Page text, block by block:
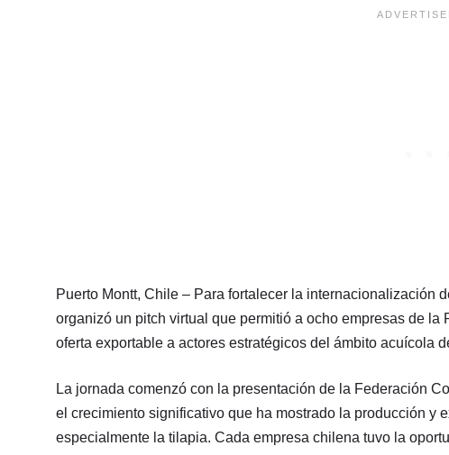
Puerto Montt, Chile – Para fortalecer la internacionalización
organizó un pitch virtual que permitió a ocho empresas de
oferta exportable a actores estratégicos del ámbito acuícola
La jornada comenzó con la presentación de la Federación
el crecimiento significativo que ha mostrado la producción y
especialmente la tilapia. Cada empresa chilena tuvo la